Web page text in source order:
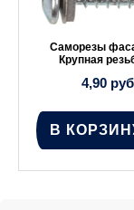
Саморезы
дереву, с
6,90